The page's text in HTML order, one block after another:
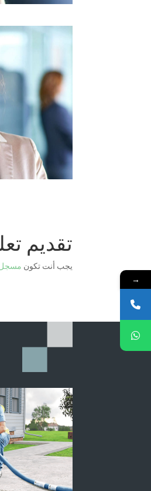
تقديم
يجب أنت تكون مسجل
→